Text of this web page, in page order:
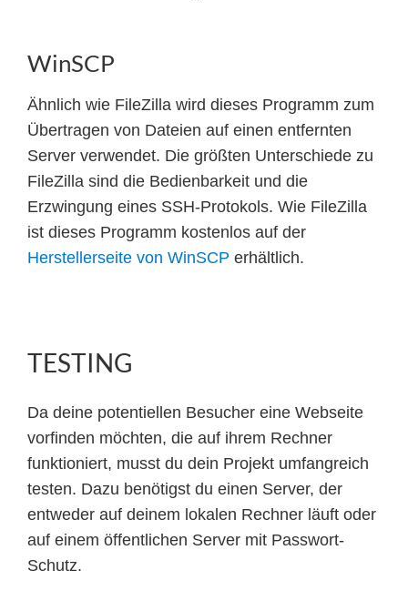
WinSCP
Ähnlich wie FileZilla wird dieses Programm zum
Übertragen von Dateien auf einen entfernten
Server verwendet. Die größten Unterschiede zu
FileZilla sind die Bedienbarkeit und die
Erzwingung eines SSH-Protokols. Wie FileZilla
ist dieses Programm kostenlos auf der
Herstellerseite von WinSCP erhältlich.
TESTING
Da deine potentiellen Besucher eine Webseite
vorfinden möchten, die auf ihrem Rechner
funktioniert, musst du dein Projekt umfangreich
testen. Dazu benötigst du einen Server, der
entweder auf deinem lokalen Rechner läuft oder
auf einem öffentlichen Server mit Passwort-
Schutz.